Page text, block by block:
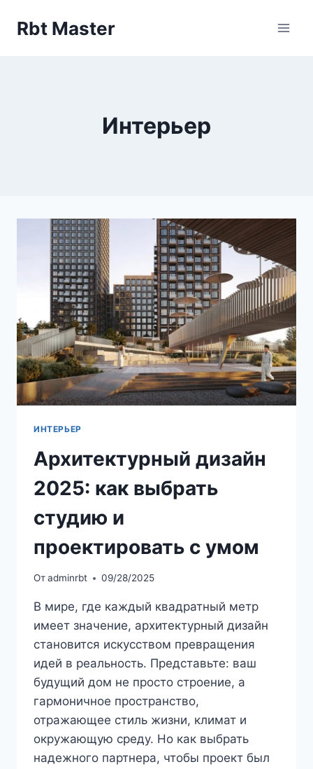
Rbt Master
Интерьер
ИНТЕРЬЕР
Архитектурный дизайн
2025: как выбрать
студию и
проектировать с умом
Отadminrbt 09/28/2025
В мире, где каждый квадратный метр
имеет значение, архитектурный дизайн
становится искусством превращения
идей в реальность. Представьте: ваш
будущий дом не просто строение, а
гармоничное пространство,
отражающее стиль жизни, климат и
окружающую среду. Но как выбрать
надежного партнера, чтобы проект был